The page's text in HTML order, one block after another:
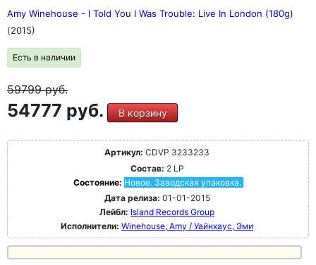
Amy Winehouse - I Told You I Was Trouble: Live In London (180g)
(2015)
Есть в наличии
59799руб.
54777 руб. В корзину
Артикул: CDVP 3233233
Состав: 2 LP
Состояние: Новое. Заводская упаковка.
Дата релиза: 01-01-2015
Лейбл: Island Records Group
Исполнители: Winehouse, Amy / Уайнхаус, Эми